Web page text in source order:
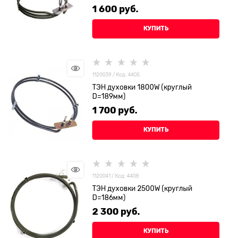
1 600 руб.
КУПИТЬ
1120039 / Код: 4405
ТЭН духовки 1800W (круглый
D=189мм)
1 700 руб.
КУПИТЬ
1120041 / Код: 4408
ТЭН духовки 2500W (круглый
D=186мм)
2 300 руб.
КУПИТЬ